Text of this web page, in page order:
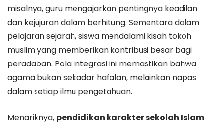
misalnya, guru mengajarkan pentingnya keadilan
dan kejujuran dalam berhitung. Sementara dalam
pelajaran sejarah, siswa mendalami kisah tokoh
muslim yang memberikan kontribusi besar bagi
peradaban. Pola integrasi ini memastikan bahwa
agama bukan sekadar hafalan, melainkan napas
dalam setiap ilmu pengetahuan.
Menariknya, pendidikan karakter sekolah Islam